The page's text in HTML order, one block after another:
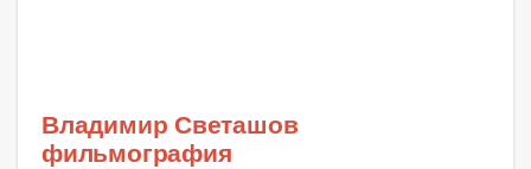
Владимир Светашов
фильмография